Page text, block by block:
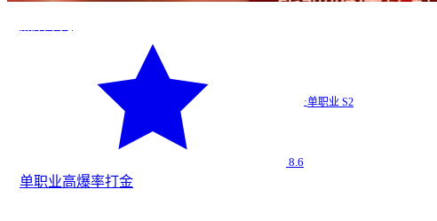
8.6
·单职业 S2
单职业高爆率打金